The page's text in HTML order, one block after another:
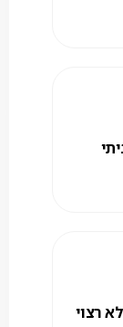
רצוי